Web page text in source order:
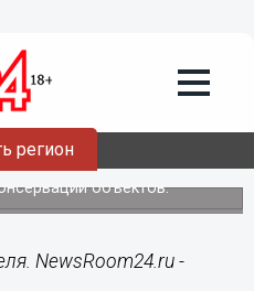
регион
Новгороде
объектов.
NewsRoom24.ru -